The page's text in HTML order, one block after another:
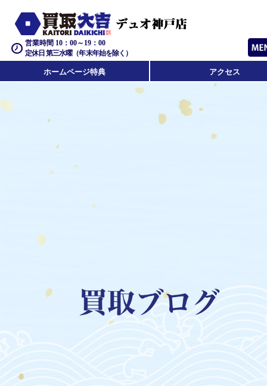
営業時間 10：00～19：00
定休日 第三水曜（年末年始を除く）
ホームページ特典 アクセス